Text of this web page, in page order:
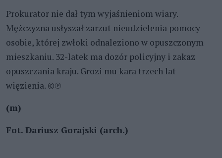
Prokurator nie dał tym wyjaśnieniom wiary.
Mężczyzna usłyszał zarzut nieudzielenia pomocy
osobie, której zwłoki odnaleziono w opuszczonym
mieszkaniu. 32-latek ma dozór policyjny i zakaz
opuszczania kraju. Grozi mu kara trzech lat
więzienia. ©℗
(m)
Fot. Dariusz Gorajski (arch.)